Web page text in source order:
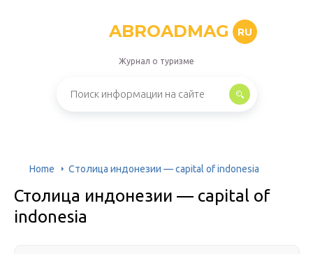
ABROADMAG RU
Журнал о туризме
Home Столица индонезии — capital of indonesia
Столица индонезии — capital of
indonesia